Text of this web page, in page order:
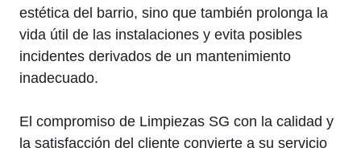
estética del barrio, sino que también prolonga la
vida útil de las instalaciones y evita posibles
incidentes derivados de un mantenimiento
inadecuado.
El compromiso de Limpiezas SG con la calidad y
la satisfacción del cliente convierte a su servicio